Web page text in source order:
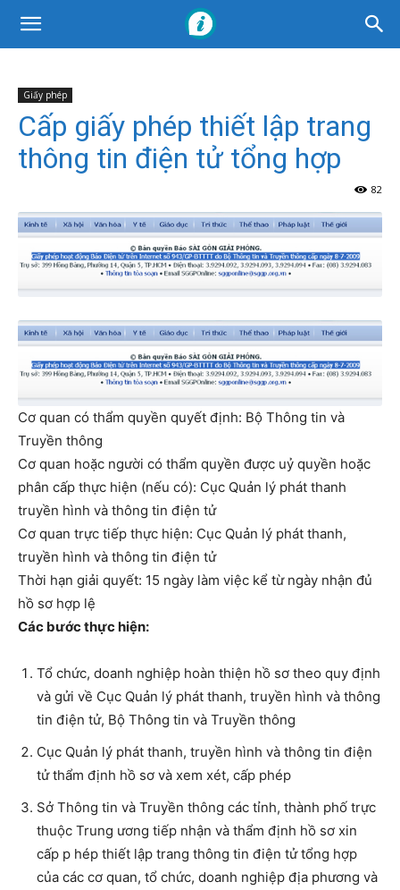
Giấy phép
Cấp giấy phép thiết lập trang
thông tin điện tử tổng hợp
82
Cơ quan có thẩm quyền quyết định: Bộ Thông tin và
Truyền thông
Cơ quan hoặc người có thẩm quyền được uỷ quyền hoặc
phân cấp thực hiện (nếu có): Cục Quản lý phát thanh
truyền hình và thông tin điện tử
Cơ quan trực tiếp thực hiện: Cục Quản lý phát thanh,
truyền hình và thông tin điện tử
Thời hạn giải quyết: 15 ngày làm việc kể từ ngày nhận đủ
hồ sơ hợp lệ
Các bước thực hiện:
Tổ chức, doanh nghiệp hoàn thiện hồ sơ theo quy định
và gửi về Cục Quản lý phát thanh, truyền hình và thông
tin điện tử, Bộ Thông tin và Truyền thông
Cục Quản lý phát thanh, truyền hình và thông tin điện
tử thẩm định hồ sơ và xem xét, cấp phép
Sở Thông tin và Truyền thông các tỉnh, thành phố trực
thuộc Trung ương tiếp nhận và thẩm định hồ sơ xin
cấp p hép thiết lập trang thông tin điện tử tổng hợp
của các cơ quan, tổ chức, doanh nghiệp địa phương và